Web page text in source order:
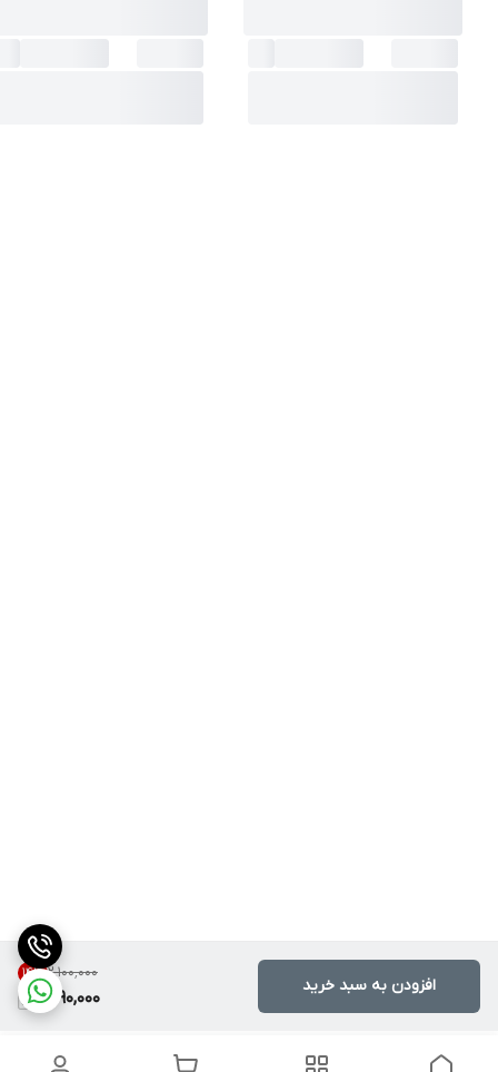
۲٬۱۰۰٬۰۰۰ 14%
1,790,000
افزودن به سبد خرید